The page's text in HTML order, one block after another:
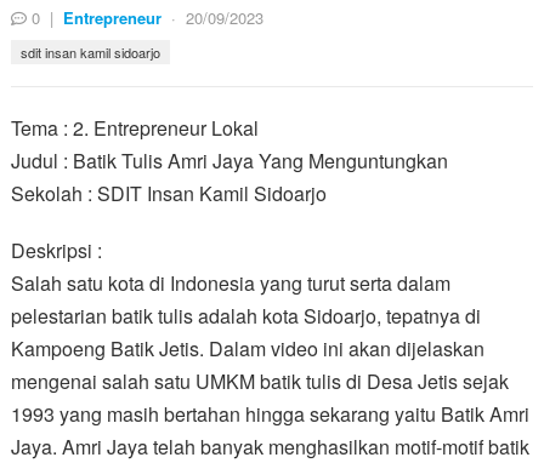
0 | Entrepreneur · 20/09/2023
sdit insan kamil sidoarjo
Tema : 2. Entrepreneur Lokal
Judul : Batik Tulis Amri Jaya Yang Menguntungkan
Sekolah : SDIT Insan Kamil Sidoarjo
Deskripsi :
Salah satu kota di Indonesia yang turut serta dalam
pelestarian batik tulis adalah kota Sidoarjo, tepatnya di
Kampoeng Batik Jetis. Dalam video ini akan dijelaskan
mengenai salah satu UMKM batik tulis di Desa Jetis sejak
1993 yang masih bertahan hingga sekarang yaitu Batik Amri
Jaya. Amri Jaya telah banyak menghasilkan motif-motif batik